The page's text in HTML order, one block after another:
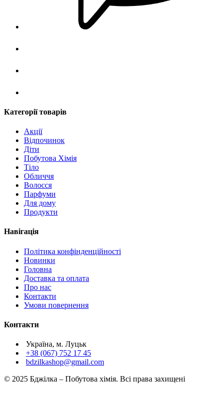
Категорії товарів
Акції
Відпочинок
Діти
Побутова Хімія
Тіло
Обличчя
Волосся
Парфуми
Для дому
Продукти
Навігація
Політика конфінденційності
Новинки
Головна
Доставка та оплата
Про нас
Контакти
Умови повернення
Контакти
Україна, м. Луцьк
+38 (067) 752 17 45
bdzilkashop@gmail.com
© 2025 Бджілка – Побутова хімія. Всі права захищені